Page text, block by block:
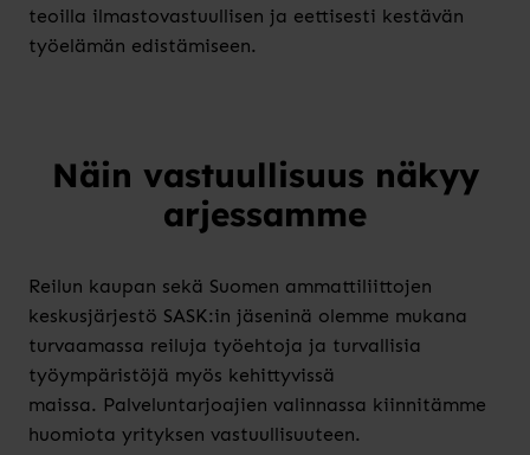
teoilla ilmastovastuullisen ja eettisesti kestävän
työelämän edistämiseen.
Näin vastuullisuus näkyy
arjessamme
Reilun kaupan sekä Suomen ammattiliittojen
keskusjärjestö SASK:in jäseninä olemme mukana
turvaamassa reiluja työehtoja ja turvallisia
työympäristöjä myös kehittyvissä
maissa. Palveluntarjoajien valinnassa kiinnitämme
huomiota yrityksen vastuullisuuteen.